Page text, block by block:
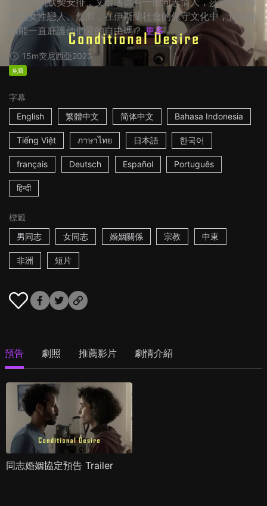
愛的女性戀人。然而，在伊斯蘭社會的保守文化中，這段婚
姻能一直庇護他們愛的自由嗎？ 更多
15m突尼西亞2023
免費
字幕
English
繁體中文 简体中文 Bahasa Indonesia
Tiếng Việt ภาษาไทย 日本語 한국어
français Deutsch Español Português
हिन्दी
標籤
男同志
女同志 婚姻關係 宗教 中東
非洲 短片
預告 劇照 推薦影片 劇情介紹
同志婚姻協定預告 Trailer